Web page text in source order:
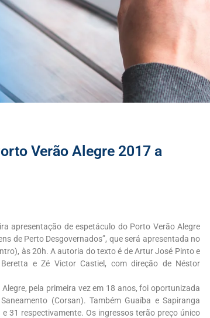
Verão Alegre 2017 a
apresentação de espetáculo do Porto Verão Alegre
de Perto Desgovernados”, que será apresentada no
às 20h. A autoria do texto é de Artur José Pinto e
e Zé Victor Castiel, com direção de Néstor
pela primeira vez em 18 anos, foi oportunizada
(Corsan). Também Guaíba e Sapiranga
31 respectivamente. Os ingressos terão preço único